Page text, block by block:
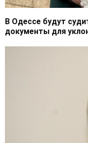
В Одессе будут
документы для